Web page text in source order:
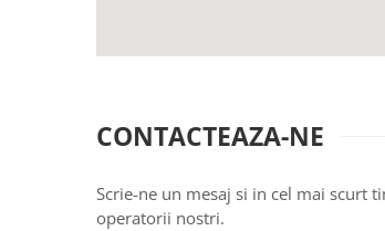
CONTACTEAZA-NE
Scrie-ne un mesaj si in cel mai scurt
operatorii nostri.